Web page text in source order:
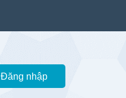
Đăng nhập